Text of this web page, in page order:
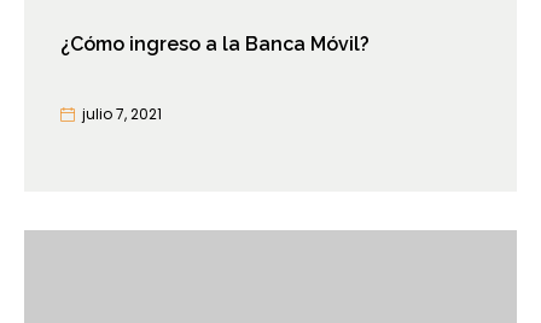
¿Cómo ingreso a la Banca Móvil?
julio 7, 2021